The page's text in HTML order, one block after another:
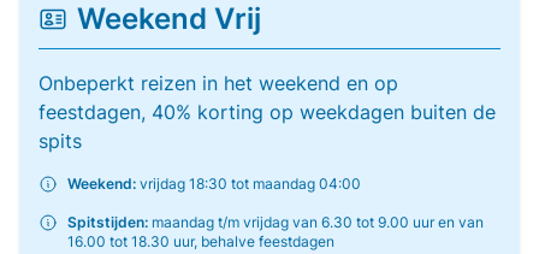
Weekend Vrij
Onbeperkt reizen in het weekend en op
feestdagen, 40% korting op weekdagen buiten de
spits
Weekend: vrijdag 18:30 tot maandag 04:00
Spitstijden: maandag t/m vrijdag van 6.30 tot 9.00 uur en van
16.00 tot 18.30 uur, behalve feestdagen